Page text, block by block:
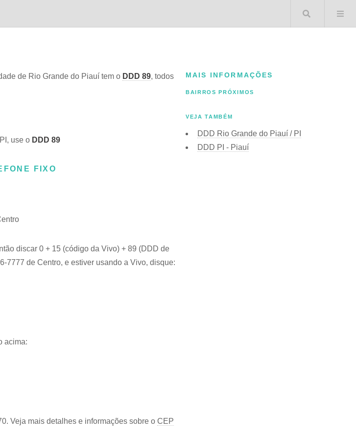
Buscar
de Rio Grande do Piauí tem o DDD 89, todos
use o DDD 89
FIXO
discar 0 + 15 (código da Vivo) + 89 (DDD de
7777 de Centro, e estiver usando a Vivo, disque:
acima:
Veja mais detalhes e informações sobre o CEP
MAIS INFORMAÇÕES
BAIRROS PRÓXIMOS
VEJA TAMBÉM
DDD Rio Grande do Piauí / PI
DDD PI - Piauí